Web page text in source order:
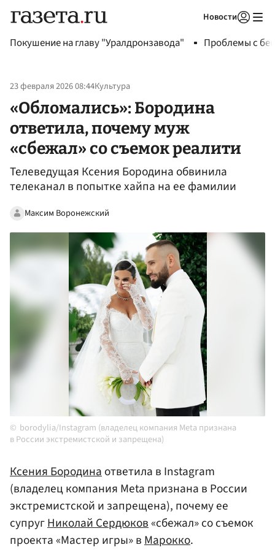
Новости
Покушение на главу "Уралдронзавода" Проблемы с
23 февраля 2026 08:44Культура
«Обломались»: Бородина
ответила, почему муж
«сбежал» со съемок реалити
Телеведущая Ксения Бородина обвинила
телеканал в попытке хайпа на ее фамилии
Максим Воронежский
borodylia/Instagram (владелец компания Meta признана
в России экстремистской и запрещена)
Ксения Бородинаответила в Instagram
(владелец компания Meta признана в России
экстремистской и запрещена), почему ее
супругНиколай Сердюков«сбежал» со съемок
проекта «Мастер игры» вМарокко.